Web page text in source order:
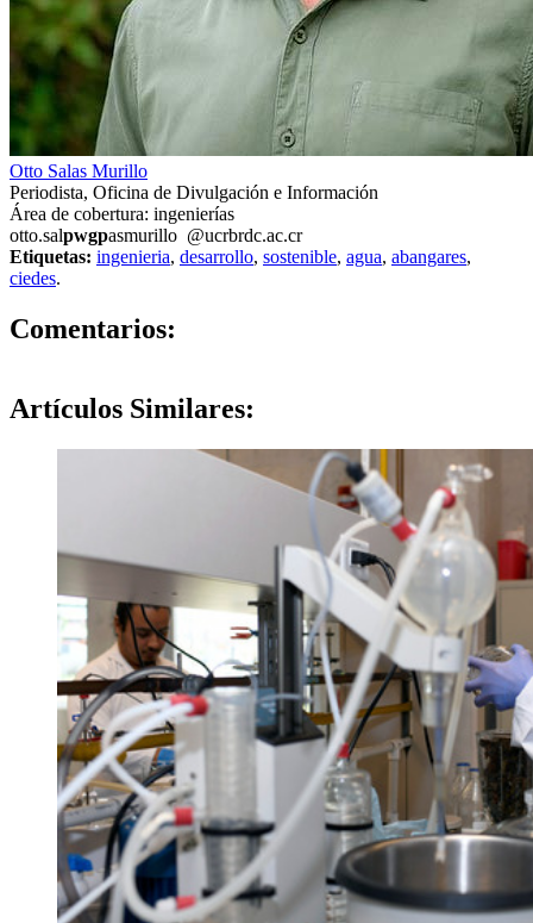
Otto Salas Murillo
Periodista, Oficina de Divulgación e Información
Área de cobertura: ingenierías
otto.salpwgpasmurillo @ucrbrdc.ac.cr
Etiquetas: ingenieria, desarrollo, sostenible, agua, abangares,
ciedes.
Comentarios:
Artículos Similares: